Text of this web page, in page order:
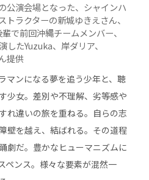
公演会場となった、シャインハ
ラクターの新城ゆきえさん、
で前回沖縄チームメンバー、
たYuzuka、岸ダリア、
提供
マンになる夢を追う少年と、聴
少女。差別や不理解、劣等感や
れ違いの旅を重ねる。自らの志
壁を越え、結ばれる。その道程
劇だ。豊かなヒューマニズムに
ペンス。様々な要素が混然一